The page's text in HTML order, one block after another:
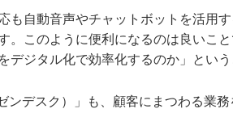
も自動音声やチャットボットを活用
。このように便利になるのは良いこ
デジタル化で効率化するのか」とい
ンデスク）」も、顧客にまつわる業